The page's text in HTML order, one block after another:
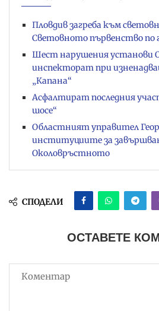
Пловдив загреба към
Световното първенство по
Шест нарушения установи
инспекторат при
„Капана“
Асфалтират последния
шосе“
Областният управител
институциите за
Околовръстното
СПОДЕЛИ
ОСТАВЕТЕ